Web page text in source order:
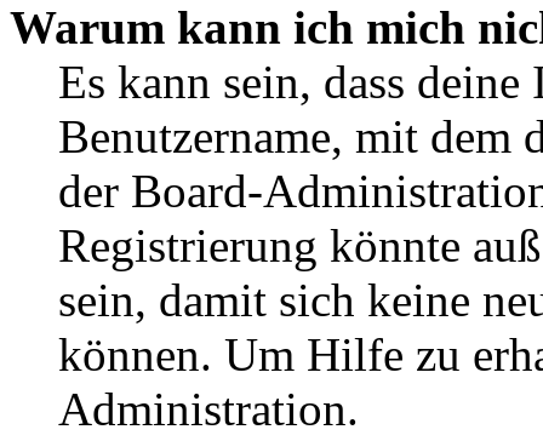
Warum kann ich mich
Es kann sein, dass
Benutzername, mit dem
der Board-
Registrierung könnte
sein, damit sich keine
können. Um Hilfe zu
Administration.